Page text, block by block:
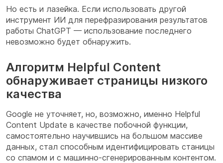
Но есть и лазейка. Если использовать другой
инструмент ИИ для перефразирования результатов
работы ChatGPT — использование последнего
невозможно будет обнаружить.
Алгоритм Helpful Content
обнаруживает страницы низкого
качества
Google не уточняет, но, возможно, именно Helpful
Content Update в качестве побочной функции,
самостоятельно научившись на большом массиве
данных, стал способным идентифицировать станицы
со спамом и с машинно-сгенерированным контентом.